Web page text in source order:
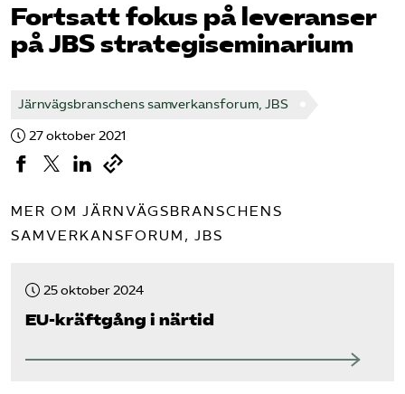
Bli medlem
Sök på tagforetagen.se
Fortsatt fokus på leveranser
på JBS strategiseminarium
Järnvägsbranschens samverkansforum, JBS
27 oktober 2021
MER OM JÄRNVÄGSBRANSCHENS
SAMVERKANSFORUM, JBS
25 oktober 2024
EU-kräftgång i närtid